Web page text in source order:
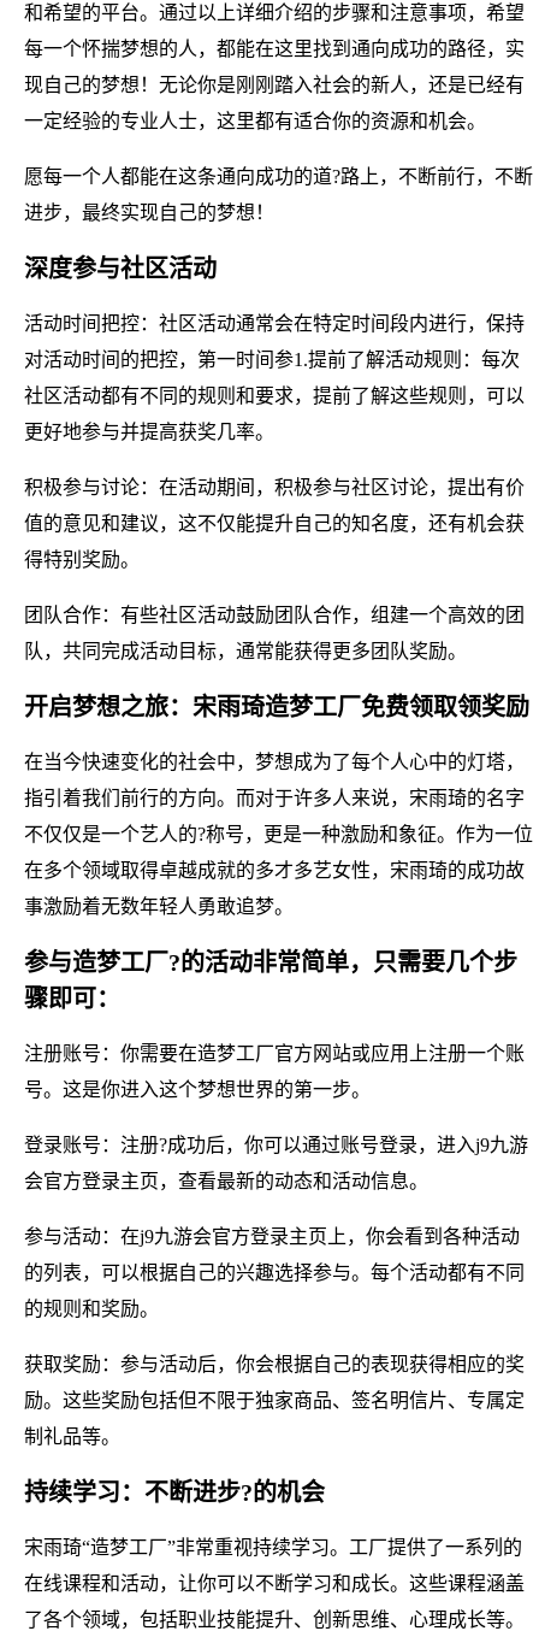
和希望的平台。通过以上详细介绍的步骤和注意事项，希望
每一个怀揣梦想的人，都能在这里找到通向成功的路径，实
现自己的梦想！无论你是刚刚踏入社会的新人，还是已经有
一定经验的专业人士，这里都有适合你的资源和机会。
愿每一个人都能在这条通向成功的道?路上，不断前行，不断
进步，最终实现自己的梦想！
深度参与社区活动
活动时间把控：社区活动通常会在特定时间段内进行，保持
对活动时间的把控，第一时间参1.提前了解活动规则：每次
社区活动都有不同的规则和要求，提前了解这些规则，可以
更好地参与并提高获奖几率。
积极参与讨论：在活动期间，积极参与社区讨论，提出有价
值的意见和建议，这不仅能提升自己的知名度，还有机会获
得特别奖励。
团队合作：有些社区活动鼓励团队合作，组建一个高效的团
队，共同完成活动目标，通常能获得更多团队奖励。
开启梦想之旅：宋雨琦造梦工厂免费领取领奖励
在当今快速变化的社会中，梦想成为了每个人心中的灯塔，
指引着我们前行的方向。而对于许多人来说，宋雨琦的名字
不仅仅是一个艺人的?称号，更是一种激励和象征。作为一位
在多个领域取得卓越成就的多才多艺女性，宋雨琦的成功故
事激励着无数年轻人勇敢追梦。
参与造梦工厂?的活动非常简单，只需要几个步
骤即可：
注册账号：你需要在造梦工厂官方网站或应用上注册一个账
号。这是你进入这个梦想世界的第一步。
登录账号：注册?成功后，你可以通过账号登录，进入j9九游
会官方登录主页，查看最新的动态和活动信息。
参与活动：在j9九游会官方登录主页上，你会看到各种活动
的列表，可以根据自己的兴趣选择参与。每个活动都有不同
的规则和奖励。
获取奖励：参与活动后，你会根据自己的表现获得相应的奖
励。这些奖励包括但不限于独家商品、签名明信片、专属定
制礼品等。
持续学习：不断进步?的机会
宋雨琦“造梦工厂”非常重视持续学习。工厂提供了一系列的
在线课程和活动，让你可以不断学习和成长。这些课程涵盖
了各个领域，包括职业技能提升、创新思维、心理成长等。